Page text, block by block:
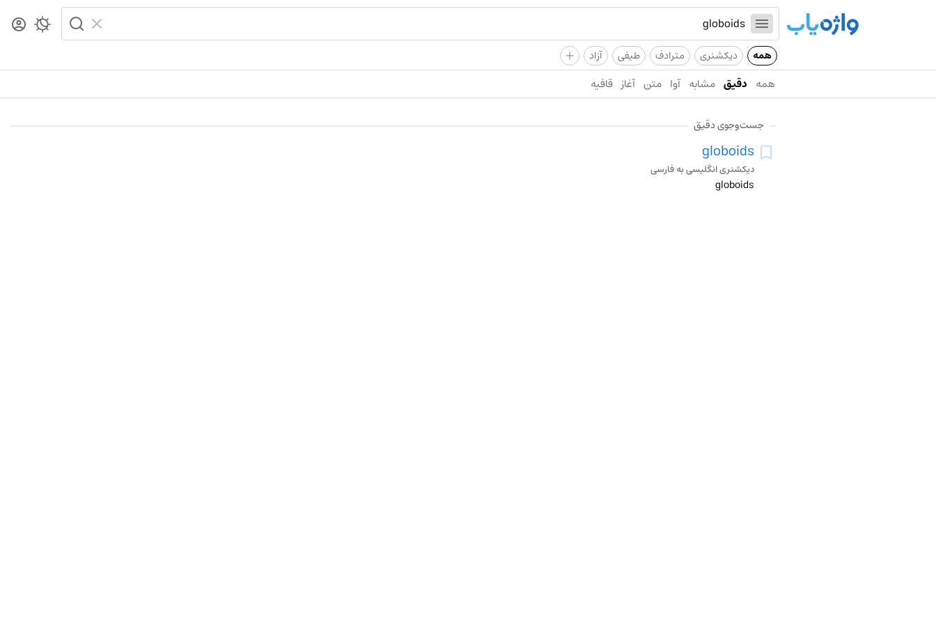
همه دیکشنری مترادف طیفی آزاد +
همه دقیق مشابه آوا متن آغاز قافیه
جست‌وجوی دقیق
globoids
دیکشنری انگلیسی به فارسی
globoids